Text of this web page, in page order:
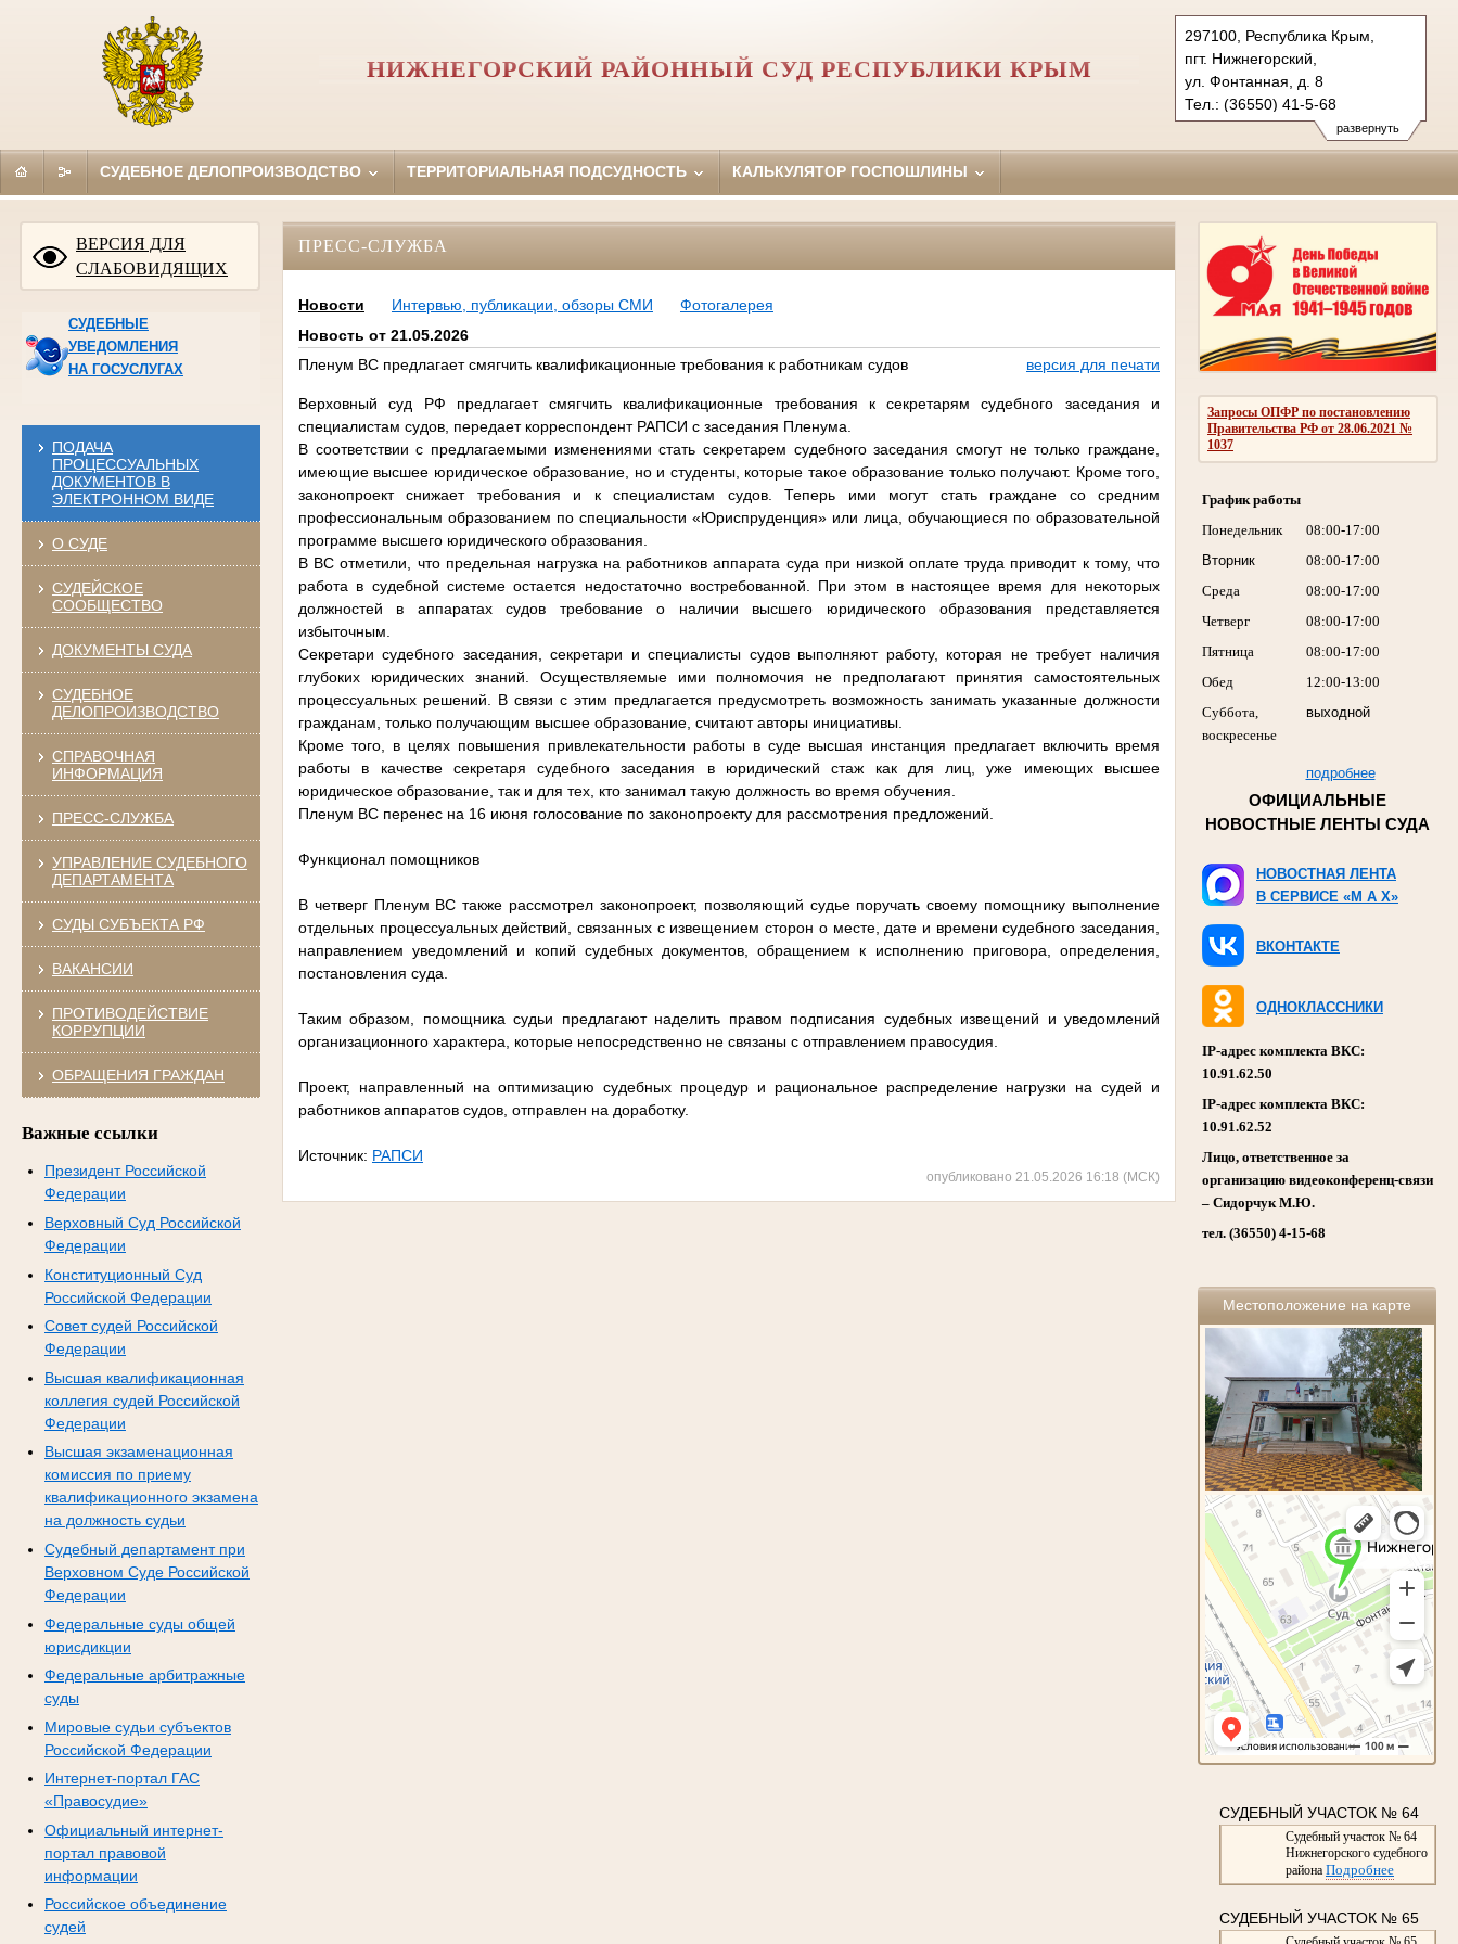
развернуть
297100, Республика Крым,
пгт. Нижнегорский,
ул. Фонтанная, д. 8
Тел.: (36550) 41-5-68
nizhnegorskiy.krm@sudrf.ru
НИЖНЕГОРСКИЙ РАЙОННЫЙ СУД РЕСПУБЛИКИ КРЫМ
СУДЕБНОЕ ДЕЛОПРОИЗВОДСТВО ТЕРРИТОРИАЛЬНАЯ ПОДСУДНОСТЬ КАЛЬКУЛЯТОР ГОСПОШЛИНЫ
ВЕРСИЯ ДЛЯ
СЛАБОВИДЯЩИХ
СУДЕБНЫЕ
УВЕДОМЛЕНИЯ
НА ГОСУСЛУГАХ
ПОДАЧА
ПРОЦЕССУАЛЬНЫХ
ДОКУМЕНТОВ В
ЭЛЕКТРОННОМ ВИДЕ
О СУДЕ
СУДЕЙСКОЕ
СООБЩЕСТВО
ДОКУМЕНТЫ СУДА
СУДЕБНОЕ
ДЕЛОПРОИЗВОДСТВО
СПРАВОЧНАЯ
ИНФОРМАЦИЯ
ПРЕСС-СЛУЖБА
УПРАВЛЕНИЕ СУДЕБНОГО
ДЕПАРТАМЕНТА
СУДЫ СУБЪЕКТА РФ
ВАКАНСИИ
ПРОТИВОДЕЙСТВИЕ
КОРРУПЦИИ
ОБРАЩЕНИЯ ГРАЖДАН
Важные ссылки
Президент Российской
Федерации
Верховный Суд Российской
Федерации
Конституционный Суд
Российской Федерации
Совет судей Российской
Федерации
Высшая квалификационная
коллегия судей Российской
Федерации
Высшая экзаменационная
комиссия по приему
квалификационного экзамена
на должность судьи
Судебный департамент при
Верховном Суде Российской
Федерации
Федеральные суды общей
юрисдикции
Федеральные арбитражные
суды
Мировые судьи субъектов
Российской Федерации
Интернет-портал ГАС
«Правосудие»
Официальный интернет-
портал правовой
информации
Российское объединение
судей
Запросы ОПФР по постановлению
Правительства РФ от 28.06.2021 №
1037
График работы
Понедельник
08:00-17:00
Вторник
08:00-17:00
Среда
08:00-17:00
Четверг
08:00-17:00
Пятница
08:00-17:00
Обед
12:00-13:00
Суббота,
воскресенье
выходной
подробнее
ОФИЦИАЛЬНЫЕ
НОВОСТНЫЕ ЛЕНТЫ СУДА
НОВОСТНАЯ ЛЕНТА
В СЕРВИСЕ «M A X»
ВКОНТАКТЕ
ОДНОКЛАССНИКИ
IP-адрес комплекта ВКС:
10.91.62.50
IP-адрес комплекта ВКС:
10.91.62.52
Лицо, ответственное за
организацию видеоконференц-связи
– Сидорчук М.Ю.
тел. (36550) 4-15-68
Местоположение на карте
СУДЕБНЫЙ УЧАСТОК № 64
Судебный участок № 64
Нижнегорского судебного
района Подробнее
СУДЕБНЫЙ УЧАСТОК № 65
ПРЕСС-СЛУЖБА
Новости Интервью, публикации, обзоры СМИ
Фотогалерея
Новость от 21.05.2026
Пленум ВС предлагает смягчить квалификационные требования к работникам судов
версия для печати
Верховный суд РФ предлагает смягчить квалификационные требования к секретарям судебного заседания и
специалистам судов, передает корреспондент РАПСИ с заседания Пленума.
В соответствии с предлагаемыми изменениями стать секретарем судебного заседания смогут не только граждане,
имеющие высшее юридическое образование, но и студенты, которые такое образование только получают. Кроме того,
законопроект снижает требования и к специалистам судов. Теперь ими могут стать граждане со средним
профессиональным образованием по специальности «Юриспруденция» или лица, обучающиеся по образовательной
программе высшего юридического образования.
В ВС отметили, что предельная нагрузка на работников аппарата суда при низкой оплате труда приводит к тому, что
работа в судебной системе остается недостаточно востребованной. При этом в настоящее время для некоторых
должностей в аппаратах судов требование о наличии высшего юридического образования представляется
избыточным.
Секретари судебного заседания, секретари и специалисты судов выполняют работу, которая не требует наличия
глубоких юридических знаний. Осуществляемые ими полномочия не предполагают принятия самостоятельных
процессуальных решений. В связи с этим предлагается предусмотреть возможность занимать указанные должности
гражданам, только получающим высшее образование, считают авторы инициативы.
Кроме того, в целях повышения привлекательности работы в суде высшая инстанция предлагает включить время
работы в качестве секретаря судебного заседания в юридический стаж как для лиц, уже имеющих высшее
юридическое образование, так и для тех, кто занимал такую должность во время обучения.
Пленум ВС перенес на 16 июня голосование по законопроекту для рассмотрения предложений.
Функционал помощников
В четверг Пленум ВС также рассмотрел законопроект, позволяющий судье поручать своему помощнику выполнение
отдельных процессуальных действий, связанных с извещением сторон о месте, дате и времени судебного заседания,
направлением уведомлений и копий судебных документов, обращением к исполнению приговора, определения,
постановления суда.
Таким образом, помощника судьи предлагают наделить правом подписания судебных извещений и уведомлений
организационного характера, которые непосредственно не связаны с отправлением правосудия.
Проект, направленный на оптимизацию судебных процедур и рациональное распределение нагрузки на судей и
работников аппаратов судов, отправлен на доработку.
Источник: РАПСИ
опубликовано 21.05.2026 16:18 (МСК)